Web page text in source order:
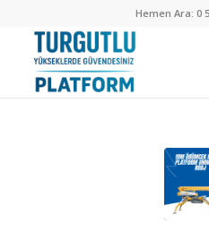
Hemen Ara: 0